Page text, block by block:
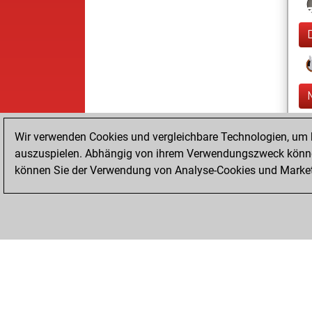
Wir verwenden Cookies und vergleichbare Technologien,
auszuspielen. Abhängig von ihrem Verwendungszweck
können Sie der Verwendung von Analyse-Cookies und